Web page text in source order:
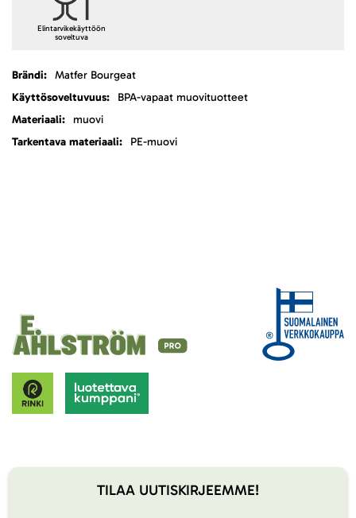
Elintarvikekäyttöön
soveltuva
LisätietojaMatfer Bourgeat
BPA-vapaat muovituotteet
muovi
PE-muovi
TILAA UUTISKIRJEEMME!